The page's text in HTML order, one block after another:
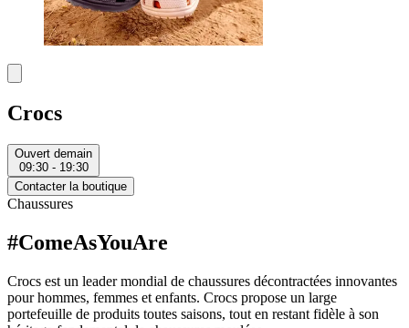
Crocs
Ouvert demain
09:30 - 19:30
Contacter la boutique
Chaussures
#ComeAsYouAre
Crocs est un leader mondial de chaussures décontractées innovantes
pour hommes, femmes et enfants. Crocs propose un large
portefeuille de produits toutes saisons, tout en restant fidèle à son